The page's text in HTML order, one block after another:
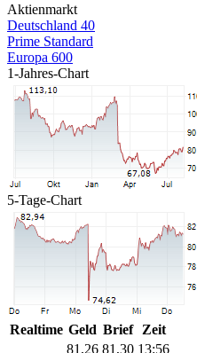
Aktienmarkt
Deutschland 40
Prime Standard
Europa 600
1-Jahres-Chart
5-Tage-Chart
Realtime Geld Brief
Zeit
81,26 81,30 13:56